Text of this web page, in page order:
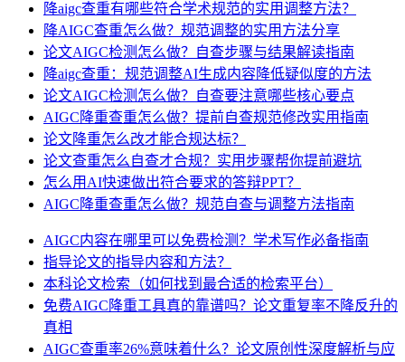
降aigc查重有哪些符合学术规范的实用调整方法？
降AIGC查重怎么做？规范调整的实用方法分享
论文AIGC检测怎么做？自查步骤与结果解读指南
降aigc查重：规范调整AI生成内容降低疑似度的方法
论文AIGC检测怎么做？自查要注意哪些核心要点
AIGC降重查重怎么做？提前自查规范修改实用指南
论文降重怎么改才能合规达标？
论文查重怎么自查才合规？实用步骤帮你提前避坑
怎么用AI快速做出符合要求的答辩PPT？
AIGC降重查重怎么做？规范自查与调整方法指南
AIGC内容在哪里可以免费检测？学术写作必备指南
指导论文的指导内容和方法？
本科论文检索（如何找到最合适的检索平台）
免费AIGC降重工具真的靠谱吗？论文重复率不降反升的
真相
AIGC查重率26%意味着什么？论文原创性深度解析与应